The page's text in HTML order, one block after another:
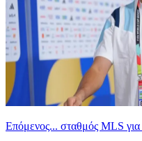
Επόμενος... σταθμός MLS για